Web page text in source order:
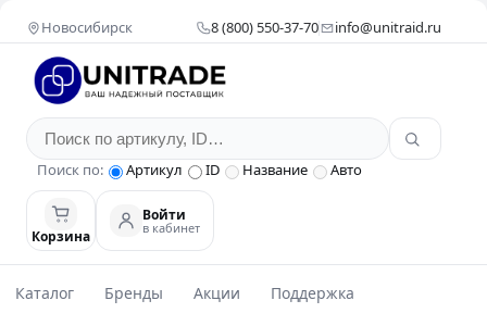
Новосибирск 8 (800) 550-37-70 info@unitraid.ru
Поиск по: Артикул ID Название Авто
Корзина
Войти
в кабинет
Каталог Бренды Акции Поддержка